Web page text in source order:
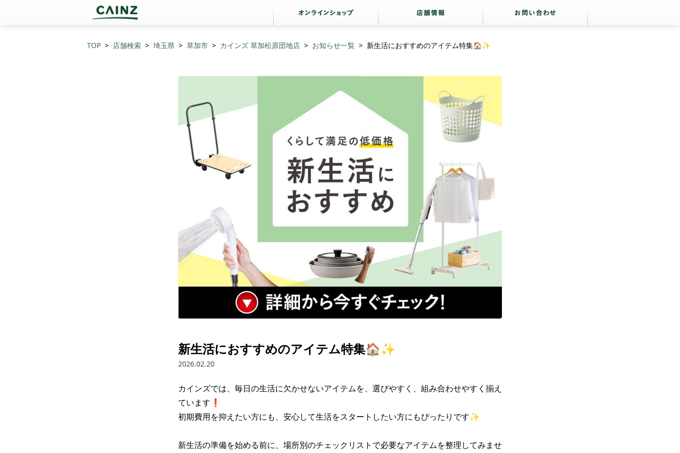
TOP 店舗検索 埼玉県 草加市 カインズ 草加松原団地店 お知らせ一覧 新生活におすすめのアイテム特集🏠✨
新生活におすすめのアイテム特集🏠✨
2026.02.20
カインズでは、毎日の生活に欠かせない​アイテムを、​選びやすく、​組み合わせやすく​揃え
ています❗
​初期費用を​抑えたい方にも、​安心して​生活を​スタートしたい方にも​ぴったりです✨
新生活の準備を始める前に、場所別のチェックリストで必要なアイテムを整理してみませ